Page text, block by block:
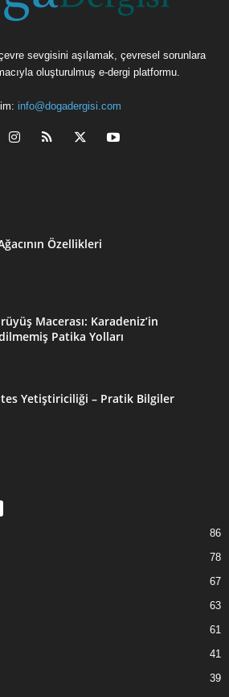
sevgisini aşılamak, çevresel sorunlara
oluşturulmuş e-dergi platformu.
info@dogadergisi.com
Özellikleri
Macerası: Karadeniz’in
Patika Yolları
Yetiştiriciliği – Pratik Bilgiler
86
78
67
63
61
41
39